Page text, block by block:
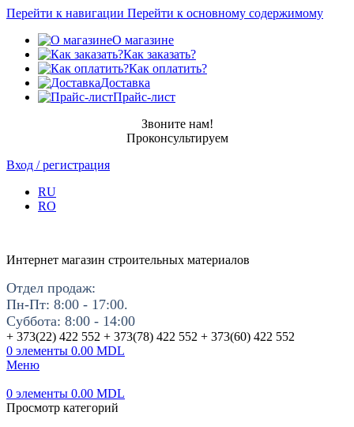
Перейти к навигации Перейти к основному содержимому
О магазине
Как заказать?
Как оплатить?
Доставка
Прайс-лист
Звоните нам!
Проконсультируем
Вход / регистрация
RU
RO
Интернет магазин строительных материалов
Отдел продаж:
Пн-Пт: 8:00 - 17:00.
Суббота: 8:00 - 14:00
+ 373(22) 422 552 + 373(78) 422 552 + 373(60) 422 552
0 элементы 0.00 MDL
Меню
0 элементы 0.00 MDL
Просмотр категорий